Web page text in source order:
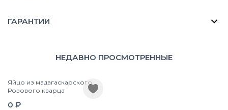
ГАРАНТИИ
НЕДАВНО ПРОСМОТРЕННЫЕ
Яйцо из мадагаскарского
Розового кварца
0 ₽